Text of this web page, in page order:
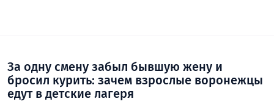
За одну смену забыл бывшую жену и
бросил курить: зачем взрослые воронежцы
едут в детские лагеря